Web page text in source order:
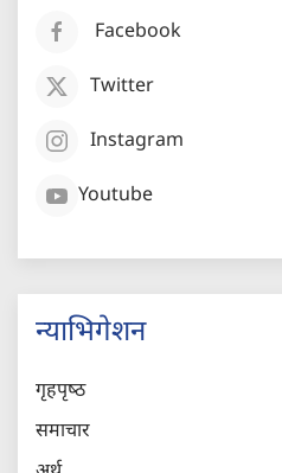
Facebook
Twitter
Instagram
Youtube
न्याभिगेशन
गृहपृष्‍ठ
समाचार